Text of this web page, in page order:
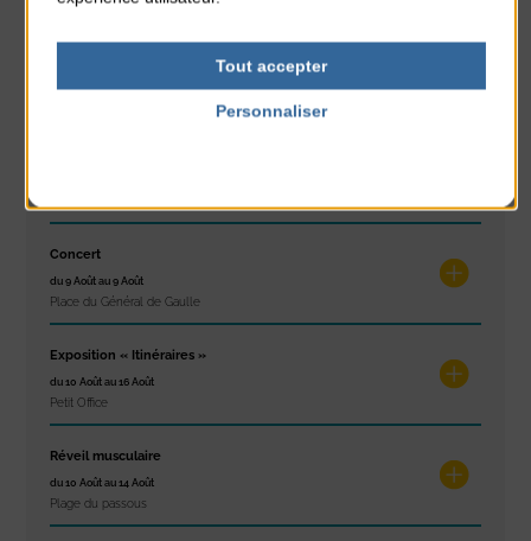
Concert
du 9 Août au 9 Août
Place du Général de Gaulle
Exposition « Itinéraires »
du 10 Août au 16 Août
Petit Office
Réveil musculaire
du 10 Août au 14 Août
Plage du passous
Tout accepter
Personnaliser